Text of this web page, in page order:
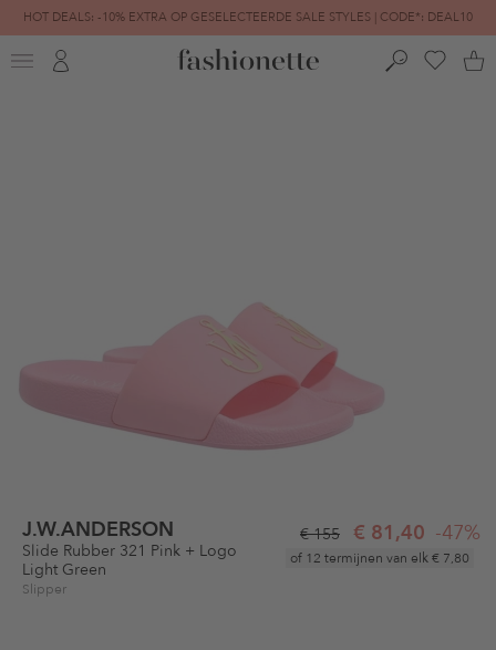
HOT DEALS: -10% EXTRA OP GESELECTEERDE SALE STYLES | CODE*: DEAL10
FINAL SALE | TOT -80% GEREDUCEERD
J.W.ANDERSON
Slide Rubber 321 Pink + Logo
Light Green
Slipper
€ 155 € 81,40 -47%
of 12 termijnen van elk€ 7,80